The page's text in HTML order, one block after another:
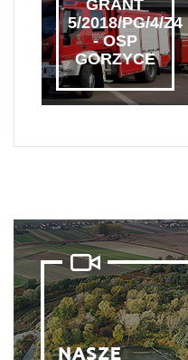
GRANT
5/2018/PG/4/Z4
- OSP
GORZYCE